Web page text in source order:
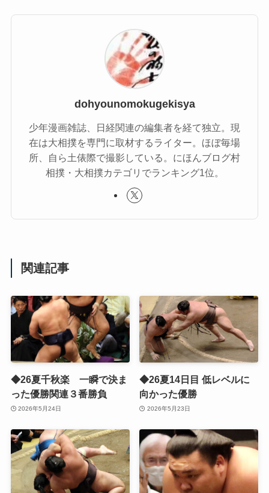
dohyounomokugekisya
少年漫画雑誌、日経関連の編集者を経て独立。現
在は大相撲を専門に取材するライター。ほぼ毎場
所、自ら土俵際で撮影している。にほんブログ村
相撲・大相撲カテゴリでランキング1位。
関連記事
◆26夏千秋楽 一瞬で決ま
った優勝関連３番勝負
2026年5月24日
◆26夏14日目 低レベルに
向かった優勝
2026年5月23日